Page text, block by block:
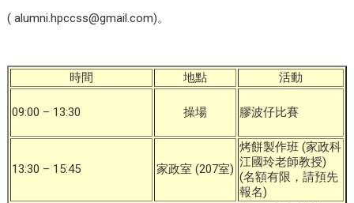
( alumni.hpccss@gmail.com)。
時間 地點 活動
09:00 – 13:30 操場 膠波仔比賽
13:30 – 15:45 家政室 (207室)
烤餅製作班 (家政科
江國玲老師教授)
(名額有限，請預先
報名)